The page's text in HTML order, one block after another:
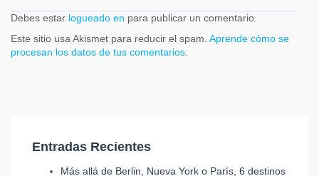
Debes estar logueado en para publicar un comentario.
Este sitio usa Akismet para reducir el spam. Aprende cómo se
procesan los datos de tus comentarios
Entradas Recientes
Más allá de Berlin, Nueva York o París, 6 destinos